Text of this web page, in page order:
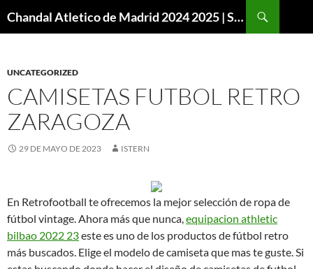
Chandal Atletico de Madrid 2024 2025 | SuperVigo
UNCATEGORIZED
CAMISETAS FUTBOL RETRO
ZARAGOZA
29 DE MAYO DE 2023 ISTERN
En Retrofootball te ofrecemos la mejor selección de ropa de
fútbol vintage. Ahora más que nunca,equipacion athletic
bilbao 2022 23este es uno de los productos de fútbol retro
más buscados. Elige el modelo de camiseta que mas te guste. Si